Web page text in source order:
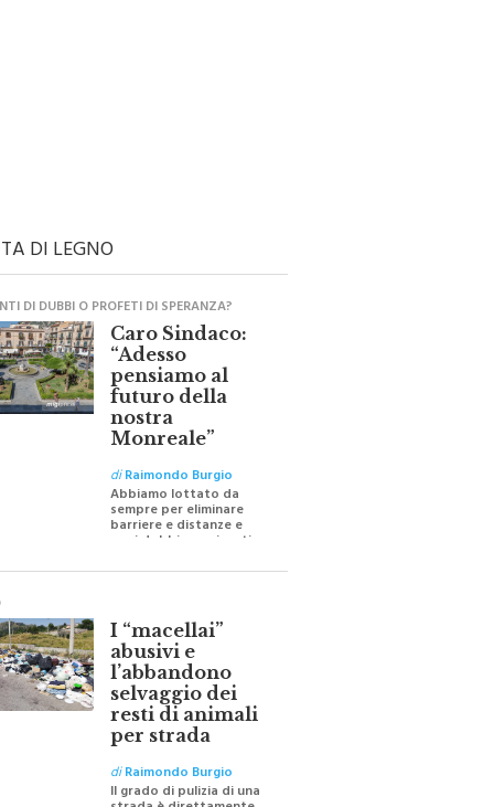
DI LEGNO
DI DUBBI O PROFETI DI SPERANZA?
Caro Sindaco:
“Adesso
pensiamo al
futuro della
nostra
Monreale”
diRaimondo Burgio
Abbiamo lottato da
sempre per eliminare
barriere e distanze e
per ricostruire certezze
I “macellai”
abusivi e
l’abbandono
selvaggio dei
resti di animali
per strada
diRaimondo Burgio